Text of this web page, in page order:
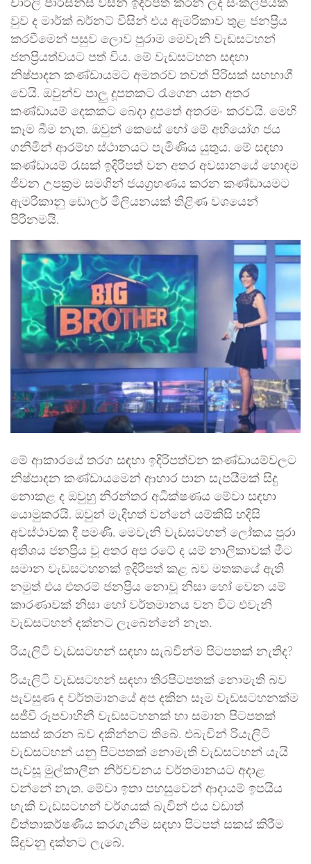
චාර්ලි පාර්සන්ස් විසින් ඉදිරිපත් කරන ලද සංකල්පයක්
වුව ද මාර්ක් බර්නට් විසින් එය ඇමරිකාව තුළ ජනප්‍රිය
කරවීමෙන් පසුව ලොව පුරාම මෙවැනි වැඩසටහන්
ජනප්‍රියත්වයට පත් විය. මේ වැඩසටහන සඳහා
නිෂ්පාදන කණ්ඩායමට අමතරව තවත් පිරිසක් සහභාගී
වෙයි. ඔවුන්ව පාලු දූපතකට රැගෙන යන අතර
කණ්ඩායම් දෙකකට බෙදා දූපතේ අතරමං කරවයි. මෙහි
කෑම බීම නැත. ඔවුන් කෙසේ හෝ මේ අභියෝග ජය
ගනිමින් ආරම්භ ස්ථානයට පැමිණිය යුතුය. මේ සඳහා
කණ්ඩායම් රැසක් ඉදිරිපත් වන අතර අවසානයේ හොඳම
ජීවන උපක්‍රම සමගින් ජයග්‍රහණය කරන කණ්ඩායමට
ඇමරිකානු ඩොලර් මිලියනයක් තිළිණ වශයෙන්
පිරිනමයි.
මේ ආකාරයේ තරග සඳහා ඉදිරිපත්වන කණ්ඩායම්වලට
නිෂ්පාදන කණ්ඩායමෙන් ආහාර පාන සැපයීමක් සිදු
නොකළ ද ඔවුහු නිරන්තර අධීක්ෂණය මේවා සඳහා
යොමුකරයි. ඔවුන් මැදිහත් වන්නේ යම්කිසි හදිසි
අවස්ථාවක දී පමණි. මෙවැනි වැඩසටහන් ලෝකය පුරා
අතිශය ජනප්‍රිය වූ අතර අප රටේ ද යම් නාලිකාවක් මීට
සමාන වැඩසටහනක් ඉදිරිපත් කළ බව මතකයේ ඇති
නමුත් එය එතරම් ජනප්‍රිය නොවූ නිසා හෝ වෙන යම්
කාරණාවක් නිසා හෝ වර්තමානය වන විට එවැනි
වැඩසටහන් දක්නට ලැබෙන්නේ නැත.
රියැලිටි වැඩසටහන් සඳහා සැබවින්ම පිටපතක් නැතිද?
රියැලිටි වැඩසටහන් සඳහා තිරපිටපතක් නොමැති බව
පැවසුණ ද වර්තමානයේ අප දකින සෑම වැඩසටහනක්ම
සජීවී රූපවාහිනී වැඩසටහනක් හා සමාන පිටපතක්
සකස් කරන බව දකින්නට තිබේ. එබැවින් රියැලිටි
වැඩසටහන් යනු පිටපතක් නොමැති වැඩසටහන් යැයි
පැවසූ මුල්කාලීන නිර්වචනය වර්තමානයට අදාළ
වන්නේ නැත. මේවා ඉතා පහසුවෙන් ආදායම් ඉපයිය
හැකි වැඩසටහන් වර්ගයක් බැවින් එය වඩාත්
චිත්තාකර්ෂණීය කරගැනීම සඳහා පිටපත් සකස් කිරීම
සිදුවනු දක්නට ලැබේ.